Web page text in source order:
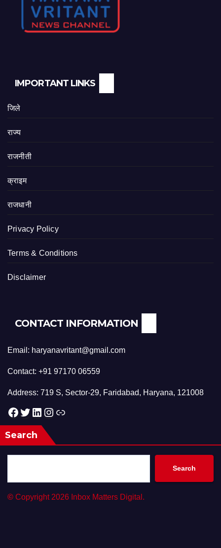
IMPORTANT LINKS
जिले
राज्य
राजनीती
क्राइम
राजधानी
Privacy Policy
Terms & Conditions
Disclaimer
CONTACT INFORMATION
Email: haryanavritant@gmail.com
Contact: +91 97170 06559
Address: 719 S, Sector-29, Faridabad, Haryana, 121008
Facebook Twitter LinkedIn Instagram Link
Search
Search
© Copyright 2026 Inbox Matters Digital.